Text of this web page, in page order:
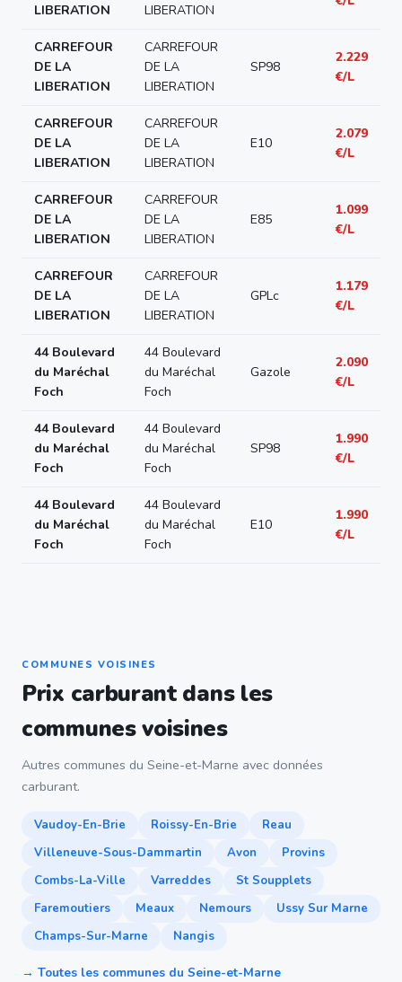
LIBERATION LIBERATION
CARREFOUR
DE LA
LIBERATION
CARREFOUR
DE LA
LIBERATION
SP98
2.229
€/L
CARREFOUR
DE LA
LIBERATION
CARREFOUR
DE LA
LIBERATION
E10
2.079
€/L
CARREFOUR
DE LA
LIBERATION
CARREFOUR
DE LA
LIBERATION
E85
1.099
€/L
CARREFOUR
DE LA
LIBERATION
CARREFOUR
DE LA
LIBERATION
GPLc
1.179
€/L
44 Boulevard
du Maréchal
Foch
44 Boulevard
du Maréchal
Foch
Gazole
2.090
€/L
44 Boulevard
du Maréchal
Foch
44 Boulevard
du Maréchal
Foch
SP98
1.990
€/L
44 Boulevard
du Maréchal
Foch
44 Boulevard
du Maréchal
Foch
E10
1.990
€/L
COMMUNES VOISINES
Prix carburant dans les
communes voisines
Autres communes du Seine-et-Marne avec données
carburant.
Vaudoy-En-Brie Roissy-En-Brie
Reau
Villeneuve-Sous-Dammartin
Avon
Provins
Combs-La-Ville
Varreddes
St Soupplets
Faremoutiers
Meaux Nemours
Ussy Sur Marne
Champs-Sur-Marne
Nangis
→ Toutes les communes du Seine-et-Marne